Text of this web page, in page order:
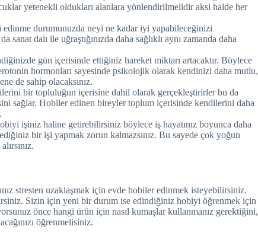
yetenekli oldukları alanlara yönlendirilmelidir aksi halde her
durumunuzda neyi ne kadar iyi yapabileceğinizi
dalı ile uğraştığınızda daha sağlıklı aynı zamanda daha
gün içerisinde ettiğiniz hareket miktarı artacaktır. Böylece
hormonları sayesinde psikolojik olarak kendinizi daha mutlu,
de sahip olacaksınız.
bir topluluğun içerisine dahil olarak gerçekleştirirler bu da
sağlar. Hobiler edinen bireyler toplum içerisinde kendilerini daha
işiniz haline getirebilirsiniz böylece iş hayatınız boyunca daha
bir işi yapmak zorun kalmazsınız. Bu sayede çok yoğun
stresten uzaklaşmak için evde hobiler edinmek isteyebilirsiniz.
Sizin için yeni bir durum ise edindiğiniz hobiyi öğrenmek için
önce hangi ürün için nasıl kumaşlar kullanmanız gerektiğini,
öğrenmelisiniz.